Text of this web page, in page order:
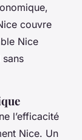
couvre
Nice
l’efficacité
Nice. Un